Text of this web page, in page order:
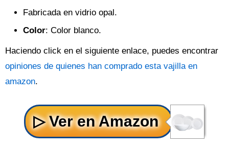
Fabricada en vidrio opal.
Color: Color blanco.
Haciendo click en el siguiente enlace, puedes encontrar
opiniones de quienes han comprado esta vajilla en
amazon.